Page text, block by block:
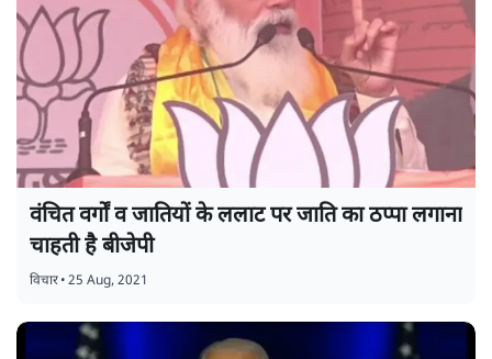
वंचित वर्गों व जातियों के ललाट पर जाति का ठप्पा लगाना
चाहती है बीजेपी
विचार•25 Aug, 2021